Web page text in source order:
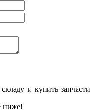
и купить запчасти
ниже!